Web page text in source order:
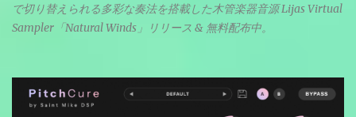
で切り替えられる多彩な奏法を搭載した木管楽器音源 Lijas Virtual
Sampler「Natural Winds」リリース & 無料配布中。